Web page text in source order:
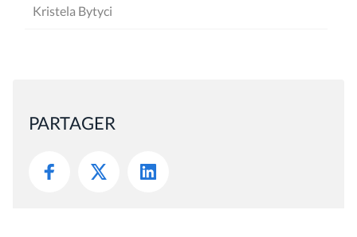
Kristela Bytyci
PARTAGER